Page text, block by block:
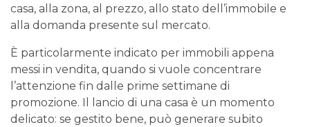
casa, alla zona, al prezzo, allo stato dell’immobile e
alla domanda presente sul mercato.
È particolarmente indicato per immobili appena
messi in vendita, quando si vuole concentrare
l’attenzione fin dalle prime settimane di
promozione. Il lancio di una casa è un momento
delicato: se gestito bene, può generare subito